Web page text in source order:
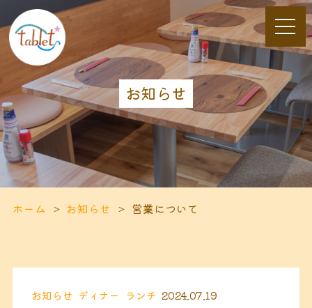
お知らせ
ホーム お知らせ 営業について
お知らせ ディナー ランチ 2024.07.19